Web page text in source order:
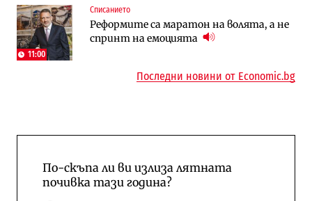
11:00
Списанието
Реформите са маратон на волята, а не
спринт на емоцията
Енергетика
Държавният ТЕЦ „Марица изток 2“
работи с 5 блока
Компании
„Ендуросат“ ще строи огромен
космически и отбранителен център в
Последни новини от Economic.bg
По-скъпа ли ви излиза лятната
почивка тази година?